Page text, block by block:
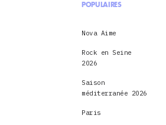
POPULAIRES
Nova Aime
Rock en Seine
2026
Saison
méditerranée 2026
Paris